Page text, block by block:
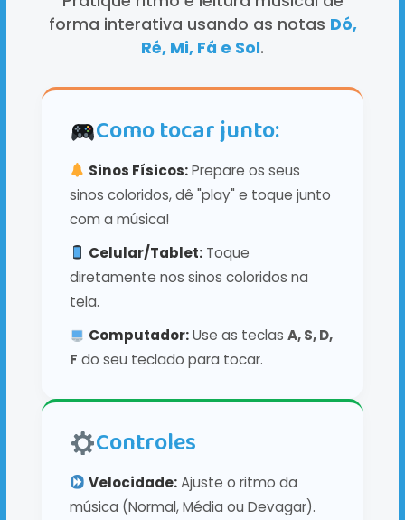
forma interativa usando as notas Dó,
Ré, Mi, Fá e Sol.
Como tocar junto:
Sinos Físicos:Prepare os seus
sinos coloridos, dê "play" e toque junto
com a música!
Celular/Tablet: Toque
diretamente nos sinos coloridos na
tela.
Computador:Use as teclasA, S, D,
F do seu teclado para tocar.
Controles
Velocidade:Ajuste o ritmo da
música (Normal, Média ou Devagar).